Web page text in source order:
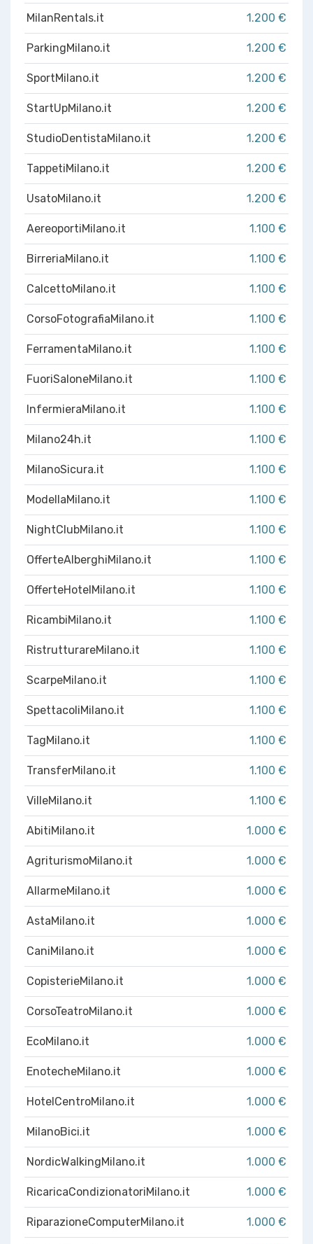
MilanRentals.it 1.200 €
ParkingMilano.it 1.200 €
SportMilano.it 1.200 €
StartUpMilano.it 1.200 €
StudioDentistaMilano.it 1.200 €
TappetiMilano.it 1.200 €
UsatoMilano.it 1.200 €
AereoportiMilano.it 1.100 €
BirreriaMilano.it 1.100 €
CalcettoMilano.it 1.100 €
CorsoFotografiaMilano.it 1.100 €
FerramentaMilano.it 1.100 €
FuoriSaloneMilano.it 1.100 €
InfermieraMilano.it 1.100 €
Milano24h.it 1.100 €
MilanoSicura.it 1.100 €
ModellaMilano.it 1.100 €
NightClubMilano.it 1.100 €
OfferteAlberghiMilano.it 1.100 €
OfferteHotelMilano.it 1.100 €
RicambiMilano.it 1.100 €
RistrutturareMilano.it 1.100 €
ScarpeMilano.it 1.100 €
SpettacoliMilano.it 1.100 €
TagMilano.it 1.100 €
TransferMilano.it 1.100 €
VilleMilano.it 1.100 €
AbitiMilano.it 1.000 €
AgriturismoMilano.it 1.000 €
AllarmeMilano.it 1.000 €
AstaMilano.it 1.000 €
CaniMilano.it 1.000 €
CopisterieMilano.it 1.000 €
CorsoTeatroMilano.it 1.000 €
EcoMilano.it 1.000 €
EnotecheMilano.it 1.000 €
HotelCentroMilano.it 1.000 €
MilanoBici.it 1.000 €
NordicWalkingMilano.it 1.000 €
RicaricaCondizionatoriMilano.it 1.000 €
RiparazioneComputerMilano.it 1.000 €